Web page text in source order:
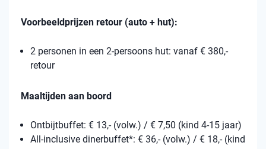
Voorbeeldprijzen retour (auto + hut):
2 personen in een 2-persoons hut: vanaf € 380,-
retour
Maaltijden aan boord
Ontbijtbuffet: € 13,- (volw.) / € 7,50 (kind 4-15 jaar)
All-inclusive dinerbuffet*: € 36,- (volw.) / € 18,- (kind